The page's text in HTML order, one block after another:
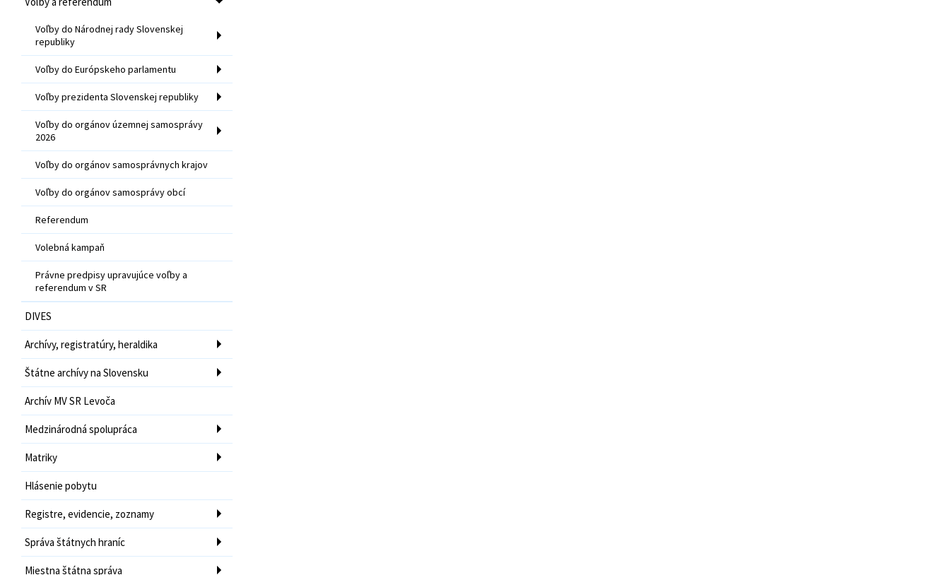
Voľby do Národnej rady Slovenskej
republiky
Voľby do Európskeho parlamentu
Voľby prezidenta Slovenskej republiky
Voľby do orgánov územnej samosprávy
2026
Voľby do orgánov samosprávnych krajov
Voľby do orgánov samosprávy obcí
Referendum
Volebná kampaň
Právne predpisy upravujúce voľby a
referendum v SR
DIVES
Archívy, registratúry, heraldika
Štátne archívy na Slovensku
Archív MV SR Levoča
Medzinárodná spolupráca
Matriky
Hlásenie pobytu
Registre, evidencie, zoznamy
Správa štátnych hraníc
Miestna štátna správa